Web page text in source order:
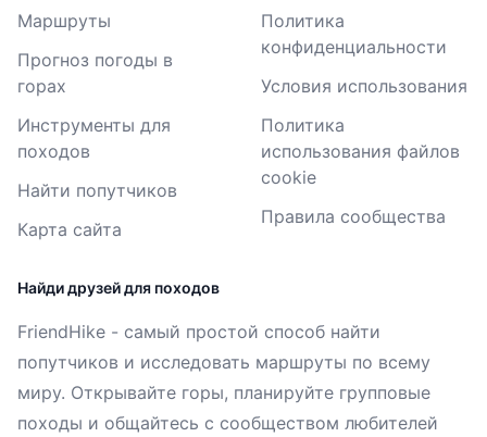
Маршруты
Прогноз погоды в
горах
Инструменты для
походов
Найти попутчиков
Карта сайта
Политика
конфиденциальности
Условия использования
Политика
использования файлов
cookie
Правила сообщества
Найди друзей для походов
FriendHike - самый простой способ найти
попутчиков и исследовать маршруты по всему
миру. Открывайте горы, планируйте групповые
походы и общайтесь с сообществом любителей